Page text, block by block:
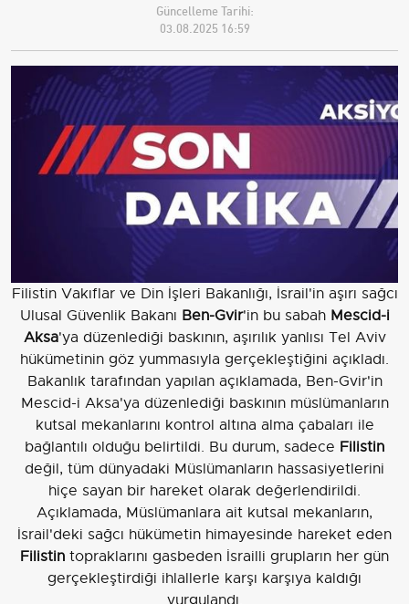
Güncelleme Tarihi:
03.08.2025 16:59
Filistin Vakıflar ve Din İşleri Bakanlığı, İsrail'in aşırı sağcı
Ulusal Güvenlik Bakanı Ben-Gvir'in bu sabah Mescid-i
Aksa'ya düzenlediği baskının, aşırılık yanlısı Tel Aviv
hükümetinin göz yummasıyla gerçekleştiğini açıkladı.
Bakanlık tarafından yapılan açıklamada, Ben-Gvir'in
Mescid-i Aksa'ya düzenlediği baskının müslümanların
kutsal mekanlarını kontrol altına alma çabaları ile
bağlantılı olduğu belirtildi. Bu durum, sadece Filistin
değil, tüm dünyadaki Müslümanların hassasiyetlerini
hiçe sayan bir hareket olarak değerlendirildi.
Açıklamada, Müslümanlara ait kutsal mekanların,
İsrail'deki sağcı hükümetin himayesinde hareket eden
Filistin topraklarını gasbeden İsrailli grupların her gün
gerçekleştirdiği ihlallerle karşı karşıya kaldığı
vurgulandı.